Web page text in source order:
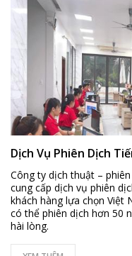
Dịch Vụ Phiên Dịch
Công ty dịch thuật –
cung cấp dịch vụ phiên
khách hàng lựa chọn Việt
có thể phiên dịch hơn 50
hài lòng.